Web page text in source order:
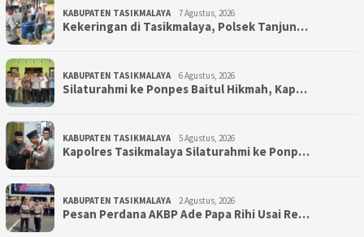
KABUPATEN TASIKMALAYA 7 Agustus, 2026
Kekeringan di Tasikmalaya, Polsek Tanjun…
KABUPATEN TASIKMALAYA 6 Agustus, 2026
Silaturahmi ke Ponpes Baitul Hikmah, Kap…
KABUPATEN TASIKMALAYA 5 Agustus, 2026
Kapolres Tasikmalaya Silaturahmi ke Ponp…
KABUPATEN TASIKMALAYA 2 Agustus, 2026
Pesan Perdana AKBP Ade Papa Rihi Usai Re…